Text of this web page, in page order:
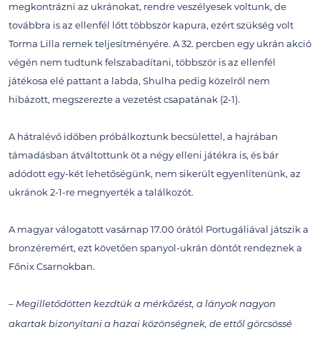
megkontrázni az ukránokat, rendre veszélyesek voltunk, de
továbbra is az ellenfél lőtt többször kapura, ezért szükség volt
Torma Lilla remek teljesítményére. A 32. percben egy ukrán akció
végén nem tudtunk felszabadítani, többször is az ellenfél
játékosa elé pattant a labda, Shulha pedig közelről nem
hibázott, megszerezte a vezetést csapatának (2-1).
A hátralévő időben próbálkoztunk becsülettel, a hajrában
támadásban átváltottunk öt a négy elleni játékra is, és bár
adódott egy-két lehetőségünk, nem sikerült egyenlítenünk, az
ukránok 2-1-re megnyerték a találkozót.
A magyar válogatott vasárnap 17.00 órától Portugáliával játszik a
bronzéremért, ezt követően spanyol-ukrán döntőt rendeznek a
Főnix Csarnokban.
– Megilletődötten kezdtük a mérkőzést, a lányok nagyon
akartak bizonyítani a hazai közönségnek, de ettől görcsössé